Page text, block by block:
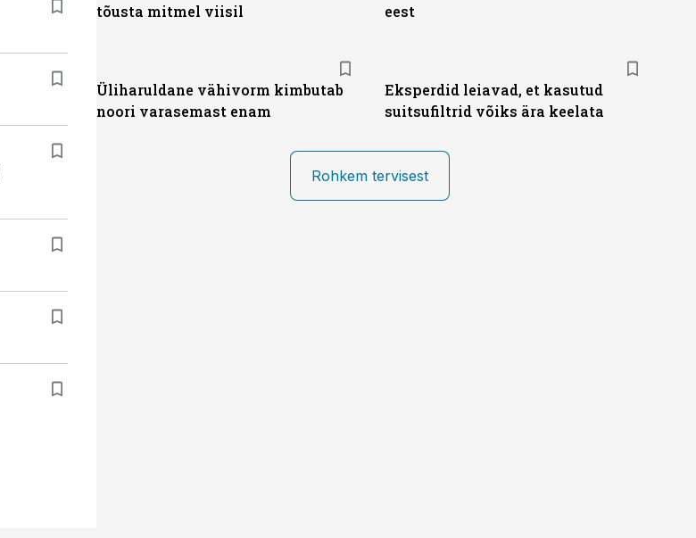
tõusta mitmel viisil
eest
Üliharuldane vähivorm kimbutab
noori varasemast enam
Eksperdid leiavad, et kasutud
suitsufiltrid võiks ära keelata
Rohkem tervisest